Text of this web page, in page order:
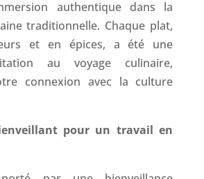
authentique dans la
traditionnelle. Chaque plat,
et en épices, a été une
au voyage culinaire,
connexion avec la culture
pour un travail en